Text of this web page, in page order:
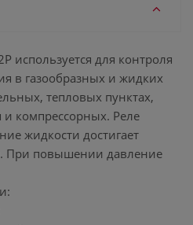
используется для контроля
в газообразных и жидких
тепловых пунктах,
компрессорных. Реле
жидкости достигает
При повышении давление